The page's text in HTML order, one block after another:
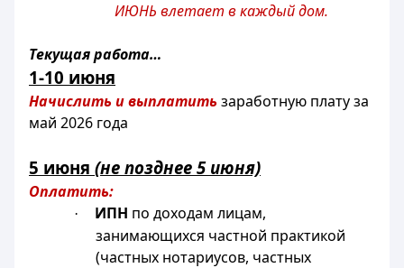
ИЮНЬ влетает в каждый дом.
Текущая работа…
1-10 июня
Начислить и выплатить заработную плату за
май 2026 года
5 июня (не позднее 5 июня)
Оплатить:
· ИПН по доходам лицам,
занимающихся частной практикой
(частных нотариусов, частных